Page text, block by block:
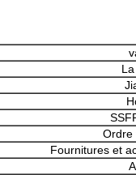
Ordre
Fournitures et